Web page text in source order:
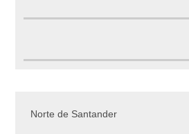
Norte de Santander